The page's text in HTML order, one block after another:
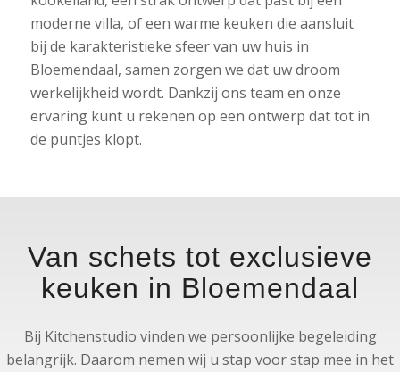
moderne villa, of een warme keuken die aansluit
bij de karakteristieke sfeer van uw huis in
Bloemendaal, samen zorgen we dat uw droom
werkelijkheid wordt. Dankzij ons team en onze
ervaring kunt u rekenen op een ontwerp dat tot in
de puntjes klopt.
Van schets tot exclusieve
keuken in Bloemendaal
Bij Kitchenstudio vinden we persoonlijke begeleiding
belangrijk. Daarom nemen wij u stap voor stap mee in het